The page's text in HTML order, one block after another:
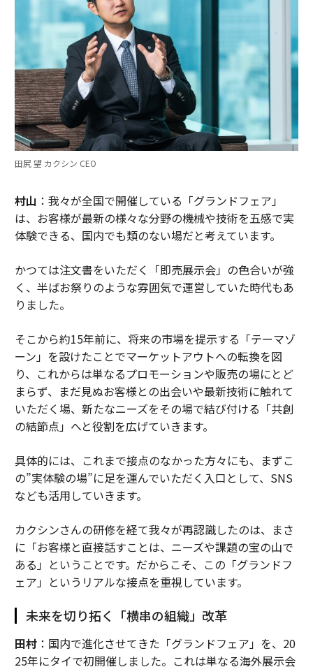
田尻 望 カクシン CEO
村山 ：我々が全国で開催している「グランドフェア」
は、お客様が最新の様々な分野の機械や技術を五感で実
体験できる、国内でも類のない場だと考えています。
かつては注文書をいただく「即売展示会」の色合いが強
く、半ばお祭りのような雰囲気で運営していた時代もあ
りました。
そこから約15年前に、将来の市場を提示する「テーマゾ
ーン」を設けたことでマーケットアウトへの転換を図
り、これからは単なるプロモーションや販売の場にとど
まらず、まだ見ぬお客様との出会いや最新技術に触れて
いただく場、新たなニーズをその場で結び付ける「共創
の結節点」へと役割を広げていきます。
具体的には、これまで接点のなかった方々にも、まずこ
の”実体験の場”に足を運んでいただく入口として、SNS
なども活用していきます。
カクシンさんの研修を経て我々が再認識したのは、まさ
に「お客様と直接話すことは、ニーズや課題の宝の山で
ある」ということです。だからこそ、この「グランドフ
ェア」というリアルな接点を重視しています。
未来を切り拓く「横串の組織」改革
田村：国内で進化させてきた「グランドフェア」を、20
25年にタイで初開催しました。これは単なる海外展示会